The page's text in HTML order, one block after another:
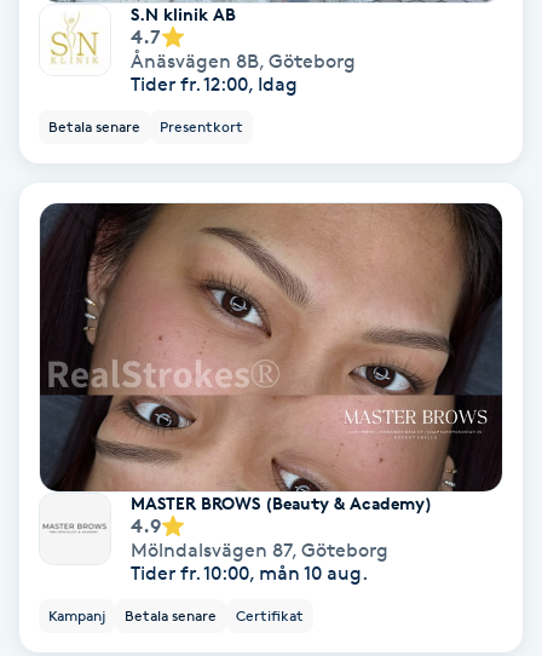
Rosacea
Rosenmetoden
Samtalsterapi
Senioryoga
Shiatsu
Singelfransar
Sjukgymnastik
Skalpmassage
S.N klinik AB
4.7
Ånäsvägen 8B, Göteborg
Tider fr. 12:00, Idag
Betala senare Presentkort
MASTER BROWS (Beauty & Academy)
4.9
Mölndalsvägen 87, Göteborg
Tider fr. 10:00, mån 10 aug.
Kampanj Betala senare Certifikat